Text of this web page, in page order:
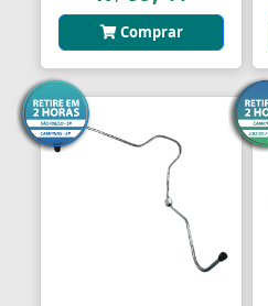
Comprar